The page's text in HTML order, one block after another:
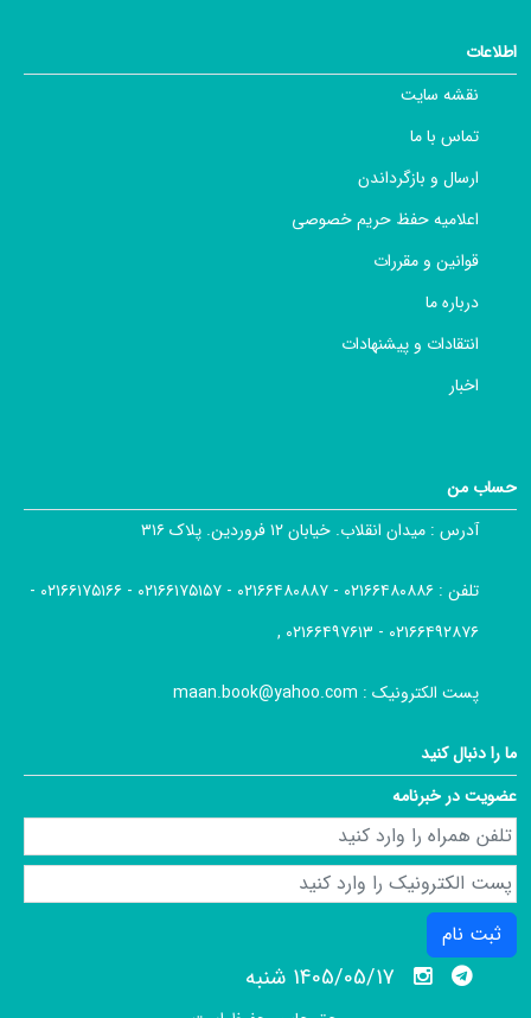
اطلاعات
نقشه سایت
تماس با ما
ارسال و بازگرداندن
اعلامیه حفظ حریم خصوصی
قوانین و مقررات
درباره ما
انتقادات و پیشنهادات
اخبار
حساب من
آدرس : میدان انقلاب. خیابان ۱۲ فروردین. پلاک ۳۱۶
تلفن :
۰۲۱۶۶۴۸۰۸۸۶ - ۰۲۱۶۶۴۸۰۸۸۷ - ۰۲۱۶۶۱۷۵۱۵۷ - ۰۲۱۶۶۱۷۵۱۶۶ -
۰۲۱۶۶۴۹۲۸۷۶ - ۰۲۱۶۶۴۹۷۶۱۳ ,
پست الکترونیک : maan.book@yahoo.com
ما را دنبال کنید
عضویت در خبرنامه
ثبت نام
1405/05/17 شنبه